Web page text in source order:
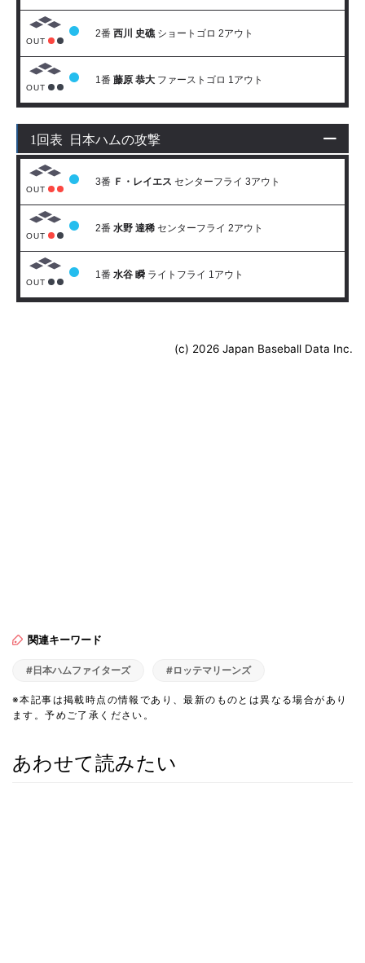
OUT
2番 西川 史礁ショートゴロ 2アウト
OUT
1番 藤原 恭大 ファーストゴロ 1アウト
1回表 日本ハムの攻撃
OUT
3番 Ｆ・レイエス センターフライ 3アウト
OUT
2番 水野 達稀 センターフライ 2アウト
OUT
1番 水谷 瞬 ライトフライ 1アウト
(c) 2026 Japan Baseball Data Inc.
関連キーワード
#日本ハムファイターズ #ロッテマリーンズ
※本記事は掲載時点の情報であり、最新のものとは異なる場合があり
ます。予めご了承ください。
あわせて読みたい